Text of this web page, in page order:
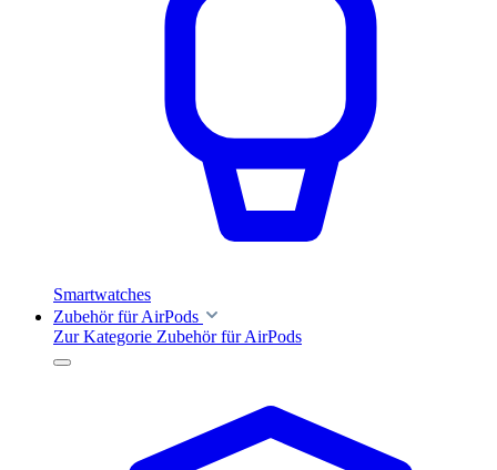
Smartwatches
Zubehör für AirPods
Zur Kategorie Zubehör für AirPods